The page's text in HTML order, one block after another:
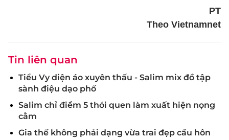
PT
Theo Vietnamnet
Tin liên quan
Tiểu Vy diện áo xuyên thấu - Salim mix đồ tập
sành điệu dạo phố
Salim chỉ điểm 5 thói quen làm xuất hiện nọng
cằm
Gia thế không phải dạng vừa trai đẹp cầu hôn